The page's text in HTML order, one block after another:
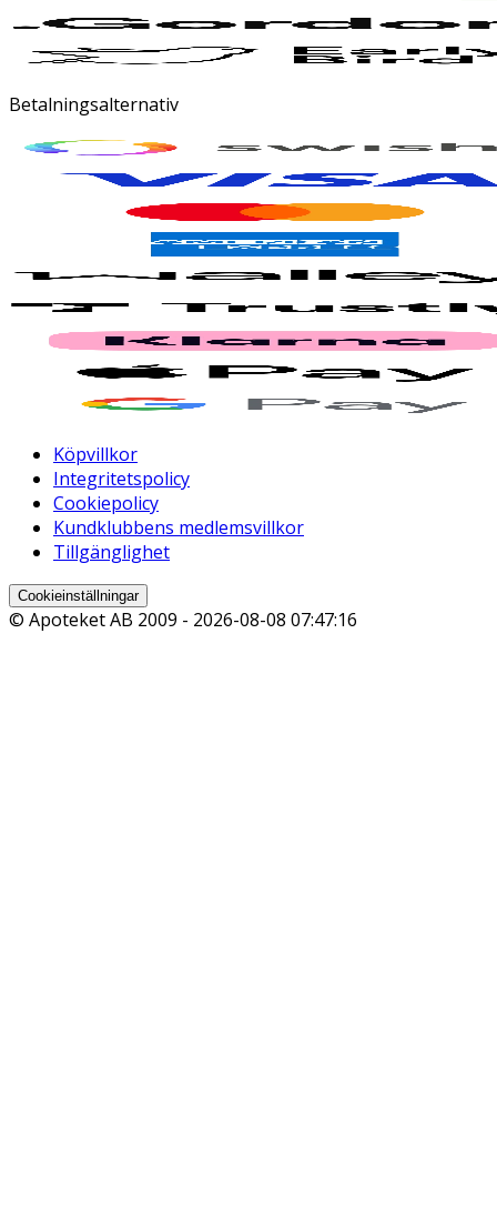
Betalningsalternativ
Köpvillkor
Integritetspolicy
Cookiepolicy
Kundklubbens medlemsvillkor
Tillgänglighet
Cookieinställningar
© Apoteket AB 2009 - 2026-08-08 07:47:16